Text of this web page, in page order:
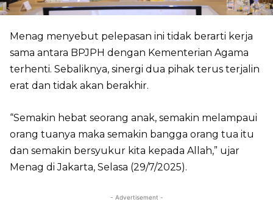
Menag menyebut pelepasan ini tidak berarti kerja
sama antara BPJPH dengan Kementerian Agama
terhenti. Sebaliknya, sinergi dua pihak terus terjalin
erat dan tidak akan berakhir.
“Semakin hebat seorang anak, semakin melampaui
orang tuanya maka semakin bangga orang tua itu
dan semakin bersyukur kita kepada Allah,” ujar
Menag di Jakarta, Selasa (29/7/2025).
- Advertisement -